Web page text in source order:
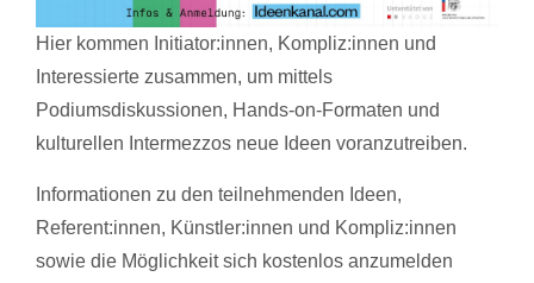
Hier kommen Initiator:innen, Kompliz:innen und
Interessierte zusammen, um mittels
Podiumsdiskussionen, Hands-on-Formaten und
kulturellen Intermezzos neue Ideen voranzutreiben.
Informationen zu den teilnehmenden Ideen,
Referent:innen, Künstler:innen und Kompliz:innen
sowie die Möglichkeit sich kostenlos anzumelden